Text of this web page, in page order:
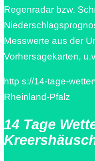
Regenradar bzw.
Messwerte aus der
Vorhersagekarten,
http s://14-tage-
Rheinland-Pfalz
14 Tage